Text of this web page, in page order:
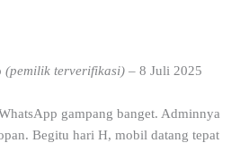
(pemilik terverifikasi) – 8 Juli 2025
gampang banget. Adminnya
Begitu hari H, mobil datang tepat